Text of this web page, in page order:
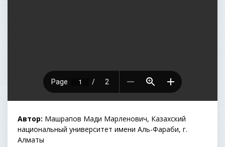
Автор: Машрапов Мади Марленович, Казахский
национальный университет имени Аль-Фараби, г.
Алматы